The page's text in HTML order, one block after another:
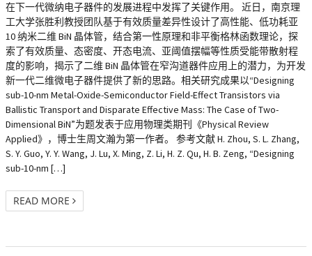
在下一代微纳电子器件的发展进程中发挥了关键作用。 近日，南京理
工大学张胜利教授团队基于有效质量差异性设计了高性能、低功耗亚
10 纳米二维 BiN 晶体管，结合第一性原理和非平衡格林函数理论，探
索了有效质量、态密度、开态电流、亚阈值摆幅等性质受能带散射程
度的影响，揭示了二维 BiN 晶体管在窄沟道器件应用上的潜力，为开发
新一代二维微电子器件提供了新的思路。相关研究成果以“Designing
sub-10-nm Metal-Oxide-Semiconductor Field-Effect Transistors via
Ballistic Transport and Disparate Effective Mass: The Case of Two-
Dimensional BiN”为题发表于应用物理类期刊《Physical Review
Applied》，博士生周文瀚为第一作者。 参考文献 H. Zhou, S. L. Zhang,
S. Y. Guo, Y. Y. Wang, J. Lu, X. Ming, Z. Li, H. Z. Qu, H. B. Zeng, “Designing
sub-10-nm […]
READ MORE